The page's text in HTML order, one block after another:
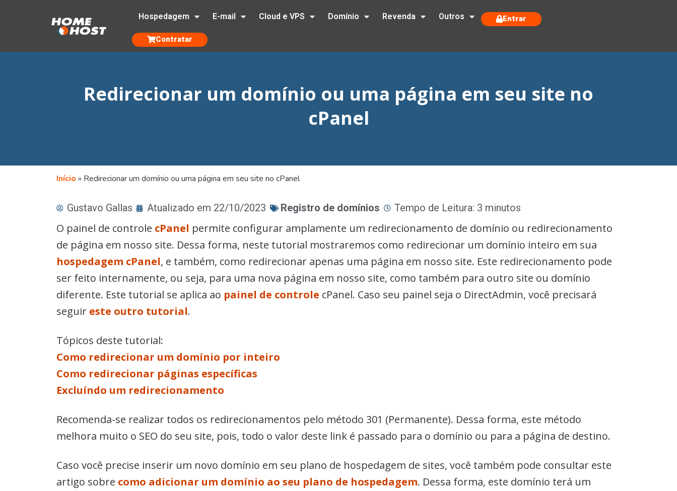
Hospedagem E-mail Cloud e VPS Domínio Revenda Outros Entrar
Contratar
Redirecionar um domínio ou uma página em seu site no
cPanel
Início » Redirecionar um domínio ou uma página em seu site no cPanel
Gustavo Gallas Atualizado em 22/10/2023 Registro de domínios Tempo de Leitura: 3 minutos
O painel de controle cPanel permite configurar amplamente um redirecionamento de domínio ou redirecionamento
de página em nosso site. Dessa forma, neste tutorial mostraremos como redirecionar um domínio inteiro em sua
hospedagem cPanel, e também, como redirecionar apenas uma página em nosso site. Este redirecionamento pode
ser feito internamente, ou seja, para uma nova página em nosso site, como também para outro site ou domínio
diferente. Este tutorial se aplica ao painel de controle cPanel. Caso seu painel seja o DirectAdmin, você precisará
seguir este outro tutorial.
Tópicos deste tutorial:
Como redirecionar um domínio por inteiro
Como redirecionar páginas específicas
Excluíndo um redirecionamento
Recomenda-se realizar todos os redirecionamentos pelo método 301 (Permanente). Dessa forma, este método
melhora muito o SEO do seu site, pois, todo o valor deste link é passado para o domínio ou para a página de destino.
Caso você precise inserir um novo domínio em seu plano de hospedagem de sites, você também pode consultar este
artigo sobre como adicionar um domínio ao seu plano de hospedagem. Dessa forma, este domínio terá um